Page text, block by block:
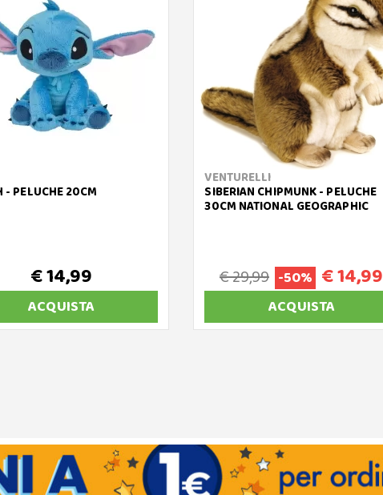
- PELUCHE 20CM
€ 14,99
ACQUISTA
VENTURELLI
SIBERIAN CHIPMUNK - PELUCHE
30CM NATIONAL GEOGRAPHIC
€ 29,99 -50% € 14,99
ACQUISTA